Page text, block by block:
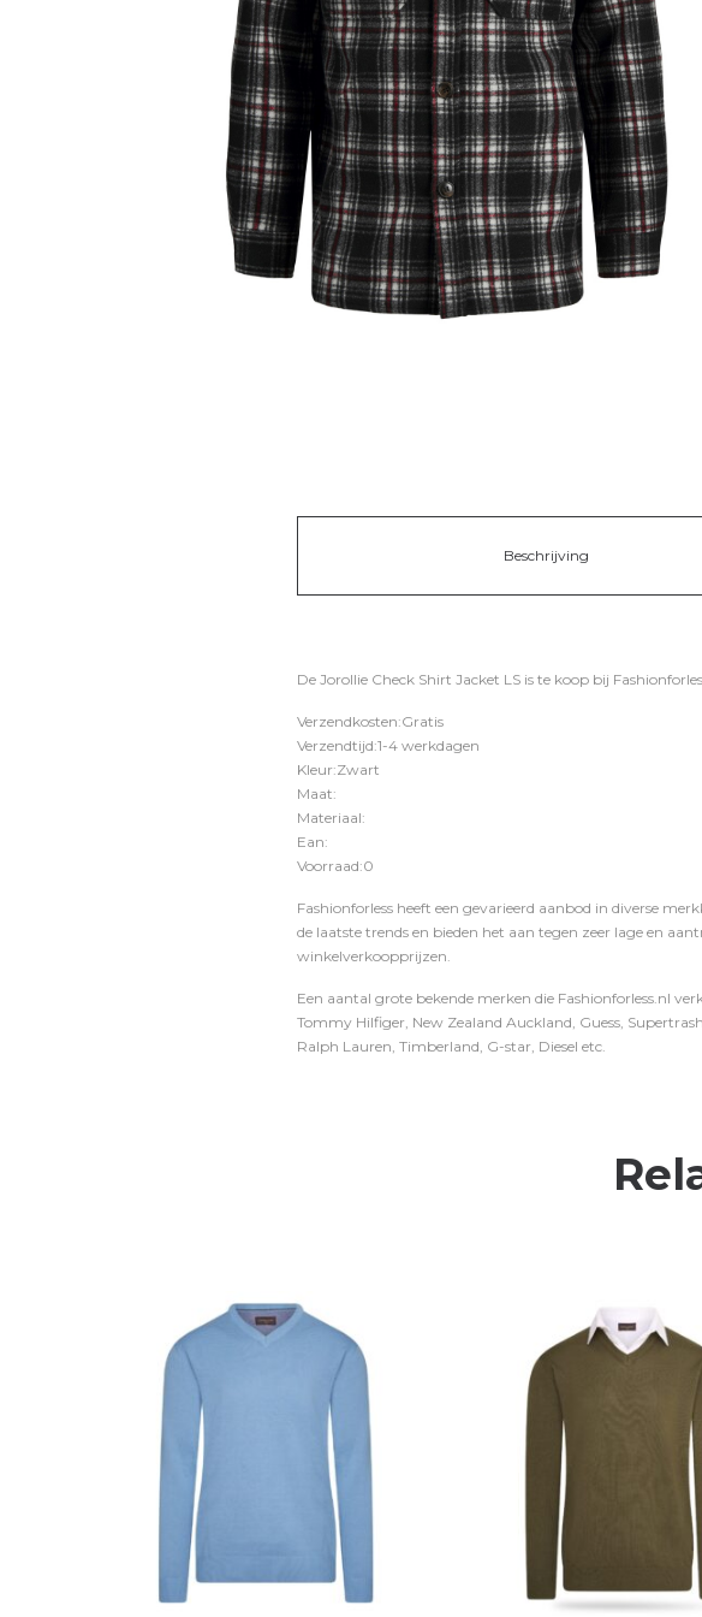
Beschrijving
De Jorollie Check Shirt Jacket LS is te koop bij
Verzendkosten:Gratis
Verzendtijd:1-4 werkdagen
Kleur:Zwart
Maat:
Materiaal:
Ean:
Voorraad:0
Fashionforless heeft een gevarieerd aanbod in diverse
de laatste trends en bieden het aan tegen zeer lage en
winkelverkoopprijzen.
Een aantal grote bekende merken die Fashionforless.nl
Tommy Hilfiger, New Zealand Auckland, Guess,
Ralph Lauren, Timberland, G-star, Diesel etc.